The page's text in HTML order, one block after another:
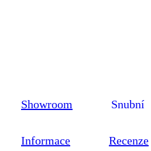
Showroom Snubní
Informace Recenze